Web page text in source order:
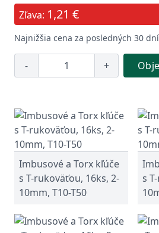
Zľava: 1,21 €
Najnižšia cena za posledných 30
- +
Imbusové a Torx kľúče
s T-rukoväťou, 16ks, 2-
10mm, T10-T50
s